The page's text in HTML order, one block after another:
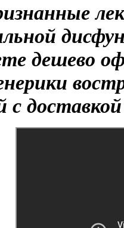
дешево
с